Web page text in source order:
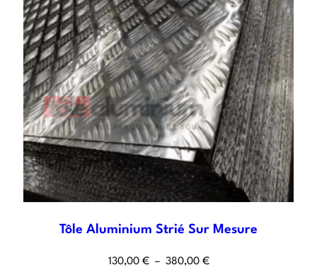
Tôle Aluminium Strié Sur Mesure
130,00 € – 380,00 €